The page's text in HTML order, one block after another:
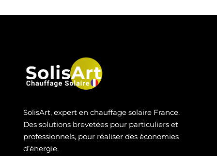
SolisArt, expert en chauffage solaire France.
Des solutions brevetées pour particuliers et
professionnels, pour réaliser des économies
d’énergie.